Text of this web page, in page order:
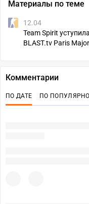
Материалы по теме
12.04
Team Spirit
BLAST.tv Paris
Комментарии
ПО ДАТЕ ПО